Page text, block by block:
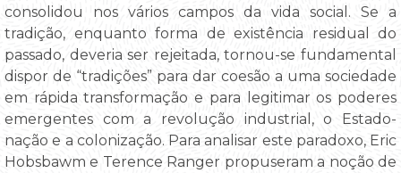
consolidou nos vários campos da vida social. Se a
tradição, enquanto forma de existência residual do
passado, deveria ser rejeitada, tornou-se fundamental
dispor de “tradições” para dar coesão a uma sociedade
em rápida transformação e para legitimar os poderes
emergentes com a revolução industrial, o Estado-
nação e a colonização. Para analisar este paradoxo, Eric
Hobsbawm e Terence Ranger propuseram a noção de